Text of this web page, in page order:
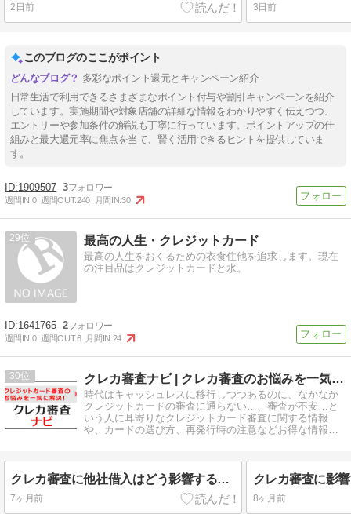
2日前 3日前
このブログのここがポイント
多彩なポイント還元とキャンペーン紹介
日常生活で利用できるさまざまなポイント付与や割引キャンペーンを紹介
しています。実施期間や対象店舗の詳細な情報をわかりやすく伝えつつ、
エントリーや参加条件の解説も丁寧に行っています。ポイントアップの仕
組みと最大還元率に焦点を当て、賢く活用できるヒントを提供していま
す。
1909507 3
週間IN:0 週間OUT:240 月間IN:30
29 最高の人生・クレジットカード
最高の人生をおくるための衣食住他を追求します。現在
の注目品はクレジットカードと水。
1641765 2
週間IN:0 週間OUT:6 月間IN:24
30 クレカ審査ナビ | クレカ審査のお悩みを一気に解決！
時代はキャッシュレスに移行しつつあるのに、なかなか
クレジットカードの審査に通らない…、審査が不安…と
いう人に耳寄りなクレジットカード審査に関する情報
や、カードの選び方、再発行時の注意などお得な情報を
クレカ審査に他社借入はどう影響する？件数と審査落ちのリアルな関係
7ヶ月前 8ヶ月前